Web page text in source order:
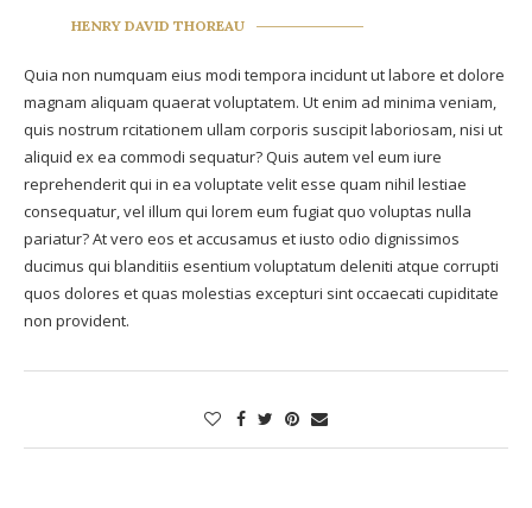
HENRY DAVID THOREAU
Quia non numquam eius modi tempora incidunt ut labore et dolore
magnam aliquam quaerat voluptatem. Ut enim ad minima veniam,
quis nostrum rcitationem ullam corporis suscipit laboriosam, nisi ut
aliquid ex ea commodi sequatur? Quis autem vel eum iure
reprehenderit qui in ea voluptate velit esse quam nihil lestiae
consequatur, vel illum qui lorem eum fugiat quo voluptas nulla
pariatur? At vero eos et accusamus et iusto odio dignissimos
ducimus qui blanditiis esentium voluptatum deleniti atque corrupti
quos dolores et quas molestias excepturi sint occaecati cupiditate
non provident.